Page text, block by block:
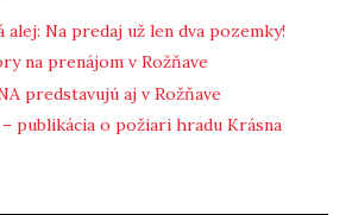
alej: Na predaj už len dva pozemky!
na prenájom v Rožňave
predstavujú aj v Rožňave
publikácia o požiari hradu Krásna